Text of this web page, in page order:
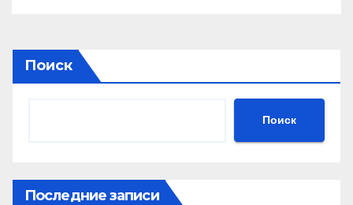
Поиск
Поиск
Последние записи